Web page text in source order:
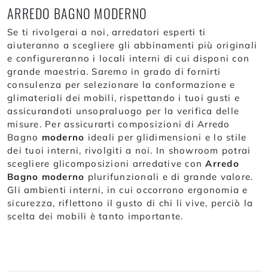
ARREDO BAGNO MODERNO
Se ti rivolgerai a noi, arredatori esperti ti
aiuteranno a scegliere gli abbinamenti più originali
e configureranno i locali interni di cui disponi con
grande maestria. Saremo in grado di fornirti
consulenza per selezionare la conformazione e
glimateriali dei mobili, rispettando i tuoi gusti e
assicurandoti unsopraluogo per la verifica delle
misure. Per assicurarti composizioni di Arredo
Bagno moderno ideali per glidimensioni e lo stile
dei tuoi interni, rivolgiti a noi. In showroom potrai
scegliere glicomposizioni arredative conArredo
Bagno moderno plurifunzionali e di grande valore.
Gli ambienti interni, in cui occorrono ergonomia e
sicurezza, riflettono il gusto di chi li vive, perciò la
scelta dei mobili è tanto importante.